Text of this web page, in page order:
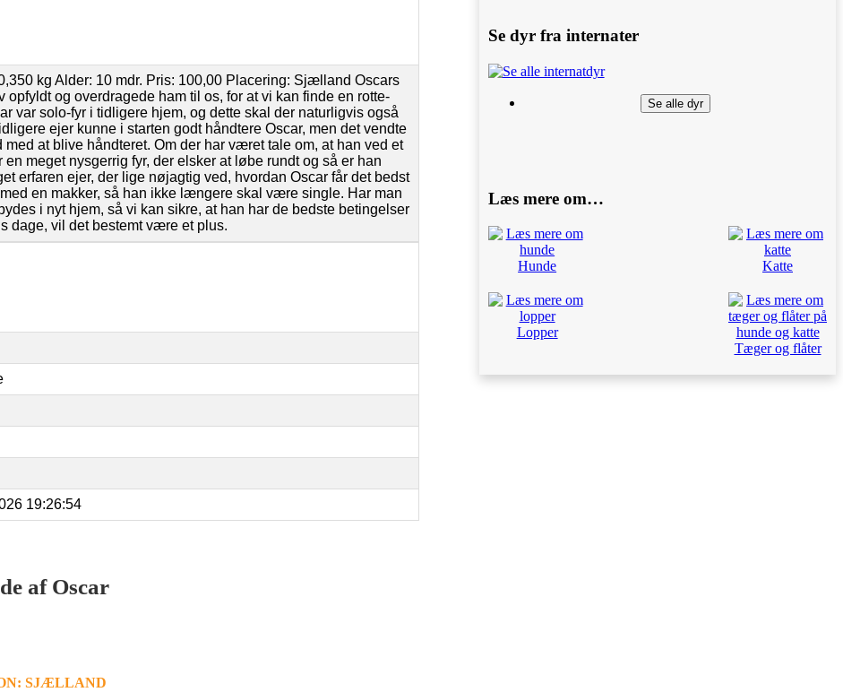
kg Alder: 10 mdr. Pris: 100,00 Placering: Sjælland Oscars
og overdragede ham til os, for at vi kan finde en rotte-
var solo-fyr i tidligere hjem, og dette skal der naturligvis også
ejer kunne i starten godt håndtere Oscar, men det vendte
at blive håndteret. Om der har været tale om, at han ved et
meget nysgerrig fyr, der elsker at løbe rundt og så er han
erfaren ejer, der lige nøjagtig ved, hvordan Oscar får det bedst
en makker, så han ikke længere skal være single. Har man
i nyt hjem, så vi kan sikre, at han har de bedste betingelser
dage, vil det bestemt være et plus.
19:26:54
af Oscar
SJÆLLAND
Se dyr fra internater
Se alle dyr
Læs mere om…
Hunde Katte
Lopper
Tæger og flåter